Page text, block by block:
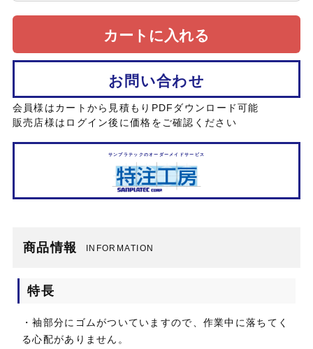
サンプラテックのオーダーメイドサービス
お問い合わせ
カートに入れる
会員様はカートから見積もりPDFダウンロード可能
販売店様はログイン後に価格をご確認ください
商品情報 INFORMATION
特長
・袖部分にゴムがついていますので、作業中に落ちてく
る心配がありません。